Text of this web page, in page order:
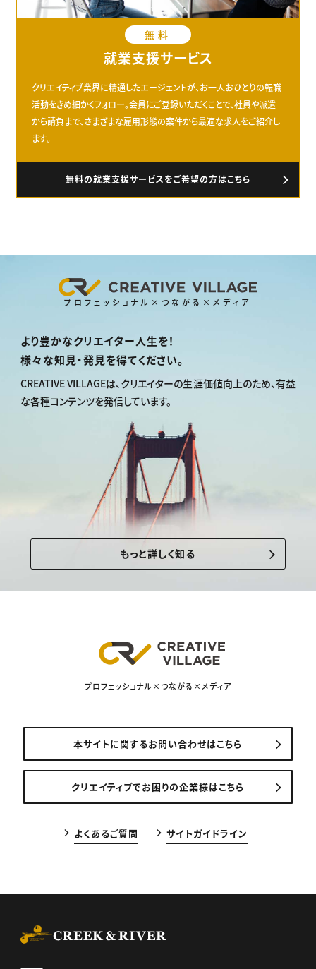
無料
就業支援サービス
クリエイティブ業界に精通したエージェントが、お一人おひとりの転職
活動をきめ細かくフォロー。会員にご登録いただくことで、社員や派遣
から請負まで、さまざまな雇用形態の案件から最適な求人をご紹介し
ます。
無料の就業支援サービスをご希望の方はこちら
プロフェッショナル×つながる×メディア
より豊かなクリエイター人生を！
様々な知見・発見を得てください。
CREATIVE VILLAGEは、 クリエイターの生涯価値向上のため、有益
な各種コンテンツを発信しています。
もっと詳しく知る
プロフェッショナル×つながる×メディア
本サイトに関するお問い合わせはこちら
クリエイティブでお困りの企業様はこちら
よくあるご質問 サイトガイドライン